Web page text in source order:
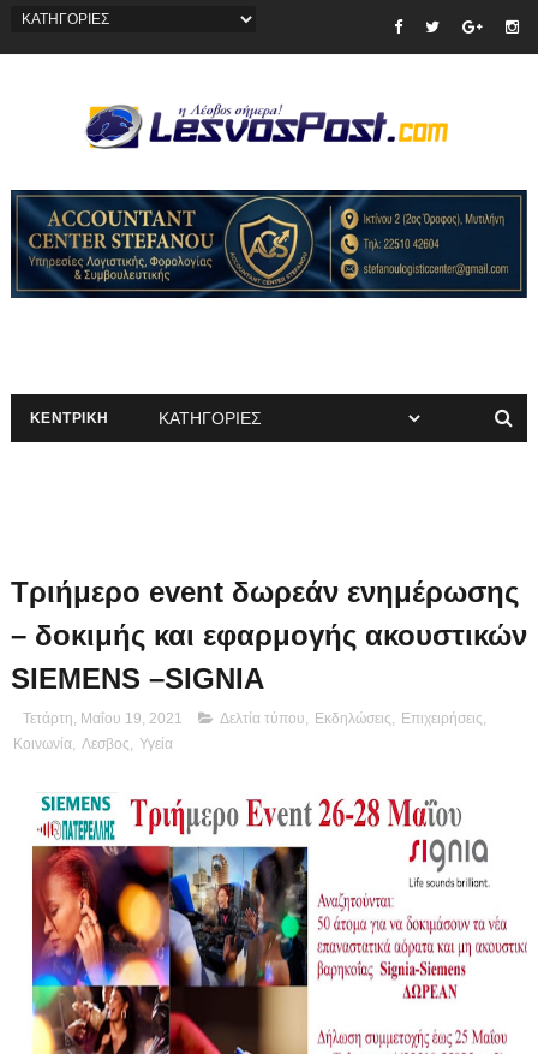
ΚΕΝΤΡΙΚΗ
Τριήμερο event δωρεάν ενημέρωσης
– δοκιμής και εφαρμογής ακουστικών
SIEMENS –SIGNIA
Τετάρτη, Μαΐου 19, 2021 Δελτία τύπου Εκδηλώσεις Επιχειρήσεις
Κοινωνία, Λεσβος Υγεία